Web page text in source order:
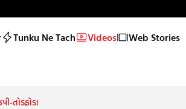
Tunku Ne Tach Videos Web Stories
તોડફોડ!